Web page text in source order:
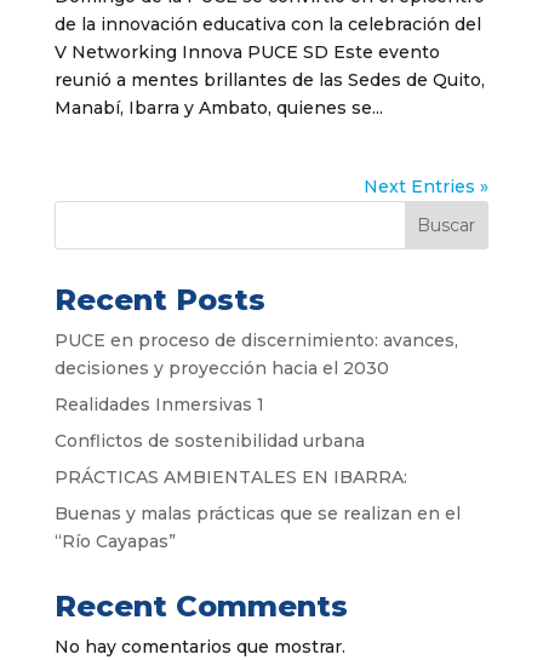
de la innovación educativa con la celebración del
V Networking Innova PUCE SD Este evento
reunió a mentes brillantes de las Sedes de Quito,
Manabí, Ibarra y Ambato, quienes se...
Next Entries »
Buscar
Recent Posts
PUCE en proceso de discernimiento: avances,
decisiones y proyección hacia el 2030
Realidades Inmersivas 1
Conflictos de sostenibilidad urbana
PRÁCTICAS AMBIENTALES EN IBARRA:
Buenas y malas prácticas que se realizan en el
“Río Cayapas”
Recent Comments
No hay comentarios que mostrar.